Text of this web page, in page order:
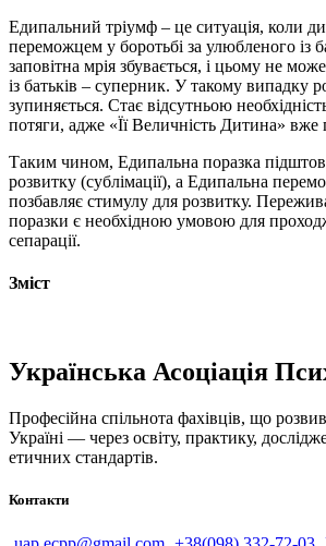
Едипальний тріумф – це ситуація, коли
переможцем у боротьбі за улюбленого із
заповітна мрія збувається, і цьому не
із батьків – суперник. У такому випадку
зупиняється. Стає відсутньою
потяги, адже «Її Величність Дитина»
Таким чином, Едипальна поразка
розвитку (сублімації), а Едипальна
позбавляє стимулу для розвитку.
поразки є необхідною умовою для
сепарації.
Зміст
Українська Асоціація
Професійна спільнота фахівців, що
Україні — через освіту, практику,
етичних стандартів.
Контакти